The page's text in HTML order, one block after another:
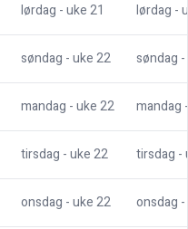
lørdag - uke21 lørdag -
søndag - uke22 søndag
mandag - uke22 mandag
tirsdag - uke22 tirsdag -
onsdag - uke22 onsdag